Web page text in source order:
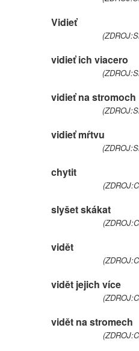
Vidieť
vidieť ich viacero
vidieť na stromoch
vidieť mŕtvu
chytit
slyšet skákat
vidět
vidět jejich více
vidět na stromech